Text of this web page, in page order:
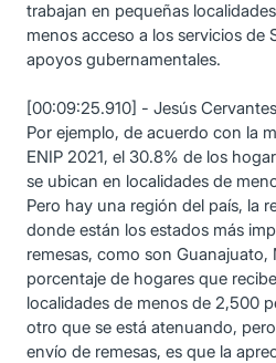
trabajan en pequeñas
menos acceso a los servicios de
apoyos gubernamentales.
[00:09:25.910] - Jesús Cervantes
Por ejemplo, de acuerdo con la
ENIP 2021, el 30.8% de los
se ubican en localidades de
Pero hay una región del país, la
donde están los estados más
remesas, como son
porcentaje de hogares que
localidades de menos de 2,500
otro que se está atenuando,
envío de remesas, es que la